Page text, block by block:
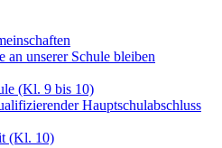
an unserer Schule bleiben
(Kl. 9 bis 10)
Hauptschulabschluss
(Kl. 10)